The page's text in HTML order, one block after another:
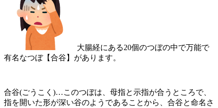
大腸経にある20個のつぼの中で万能で
有名なつぼ【合谷】があります。
合谷(ごうこく)…このつぼは、母指と示指が合うところで、
指を開いた形が深い谷のようであることから、合谷と命名さ